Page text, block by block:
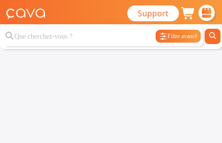
Support
Filtre avancé